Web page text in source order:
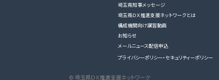
© 埼玉県ＤＸ推進支援ネットワーク
埼玉県知事メッセージ
埼玉県ＤＸ推進支援ネットワークとは
構成機関向け講習動画
お知らせ
メールニュース配信申込
プライバシーポリシー・セキュリティーポリシー